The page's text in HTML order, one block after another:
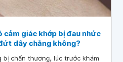
cảm giác khớp bị đau nhức
dây chằng không?
bị chấn thương, lúc trước khám